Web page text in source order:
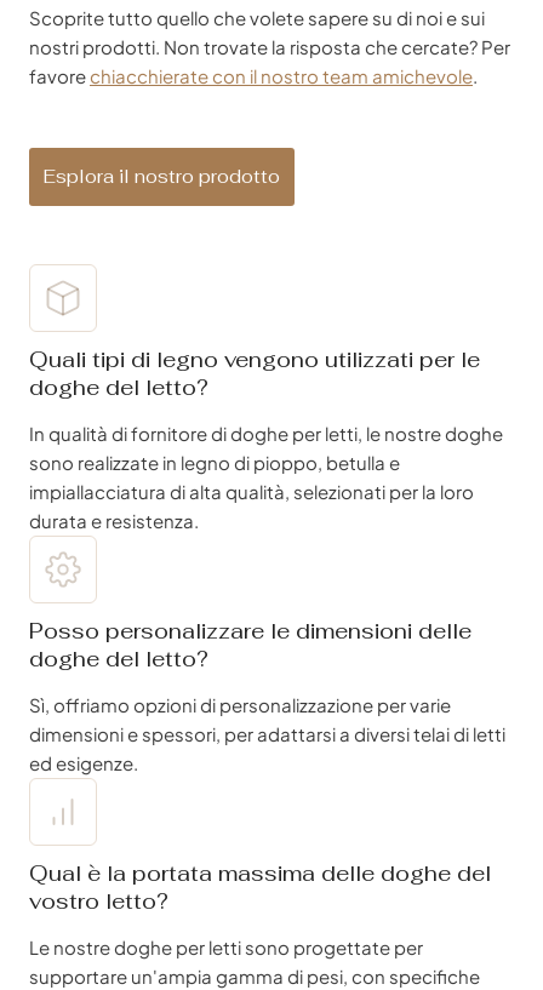
Scoprite tutto quello che volete sapere su di noi e sui
nostri prodotti. Non trovate la risposta che cercate? Per
favore chiacchierate con il nostro team amichevole.
Esplora il nostro prodotto
Quali tipi di legno vengono utilizzati per le
doghe del letto?
In qualità di fornitore di doghe per letti, le nostre doghe
sono realizzate in legno di pioppo, betulla e
impiallacciatura di alta qualità, selezionati per la loro
durata e resistenza.
Posso personalizzare le dimensioni delle
doghe del letto?
Sì, offriamo opzioni di personalizzazione per varie
dimensioni e spessori, per adattarsi a diversi telai di letti
ed esigenze.
Qual è la portata massima delle doghe del
vostro letto?
Le nostre doghe per letti sono progettate per
supportare un'ampia gamma di pesi, con specifiche